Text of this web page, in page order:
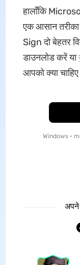
हालाँकि
एक आसान
Sign दो बेहतर
डाउनलोड करें या
आपको क्या
Windows •
अपने